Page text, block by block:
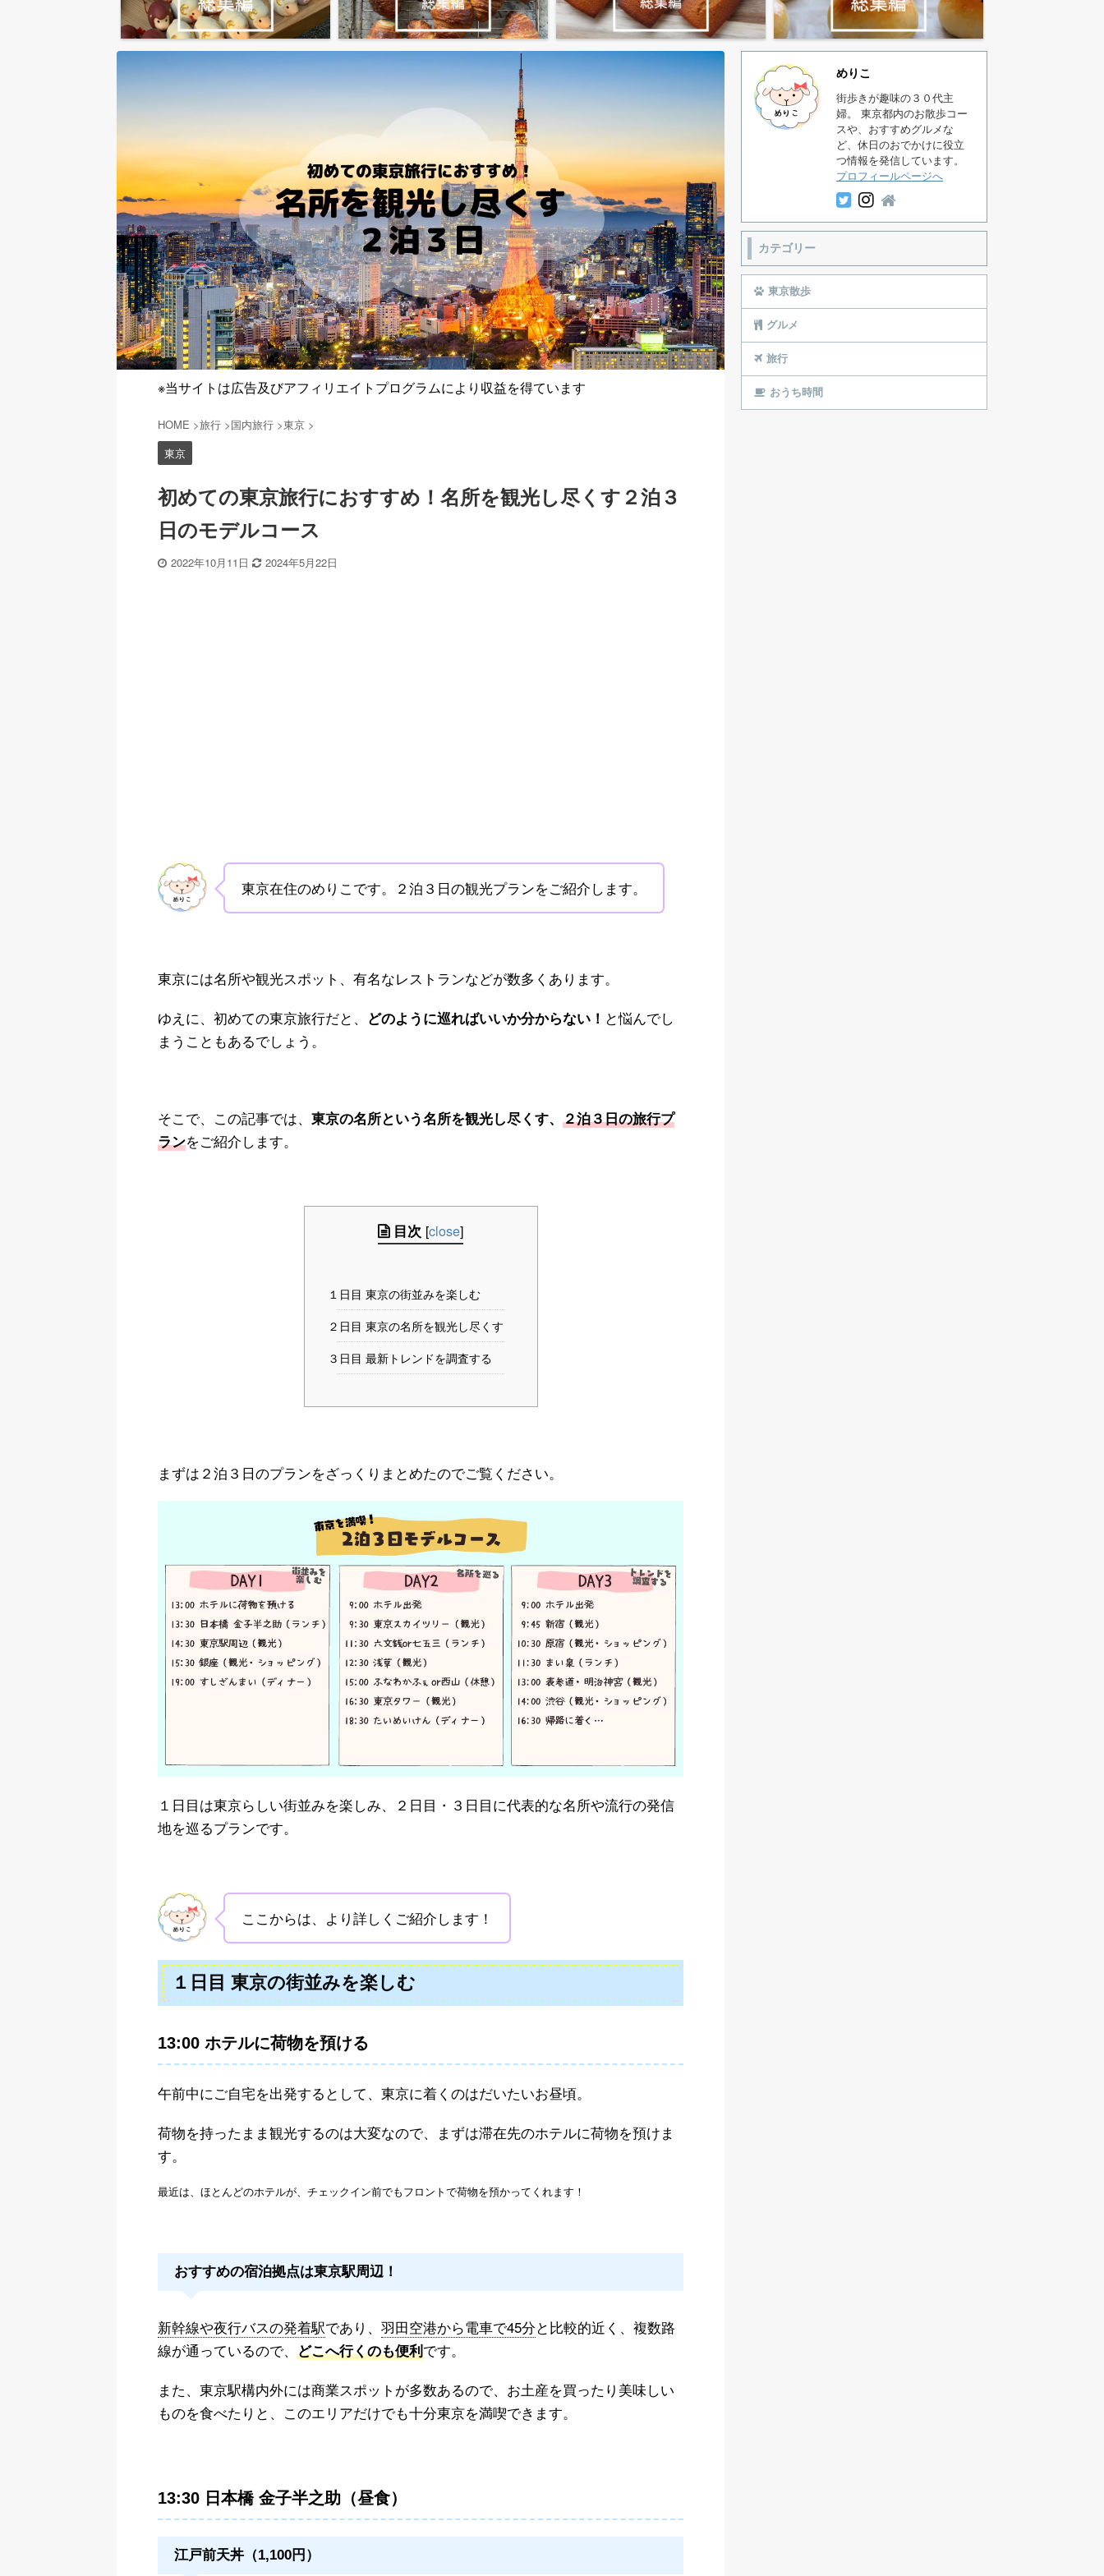
※当サイトは広告及びアフィリエイトプログラムにより収益を得ています
HOME >旅行 >国内旅行 >東京 >
東京
初めての東京旅行におすすめ！名所を観光し尽くす２泊３
日のモデルコース
2022年10月11日 2024年5月22日
東京在住のめりこです。２泊３日の観光プランをご紹介します。
東京には名所や観光スポット、有名なレストランなどが数多くあります。
ゆえに、初めての東京旅行だと、
どのように巡ればいいか分からない！ と悩んでし
まうこともあるでしょう。
そこで、この記事では、 東京の名所という名所を観光し尽くす、 ２泊３日の旅行プ
ランをご紹介します。
目次 [close]
１日目 東京の街並みを楽しむ
２日目 東京の名所を観光し尽くす
３日目 最新トレンドを調査する
まずは２泊３日のプランをざっくりまとめたのでご覧ください。
１日目は東京らしい街並みを楽しみ、２日目・３日目に代表的な名所や流行の発信
地を巡るプランです。
ここからは、より詳しくご紹介します！
１日目 東京の街並みを楽しむ
13:00 ホテルに荷物を預ける
午前中にご自宅を出発するとして、東京に着くのはだいたいお昼頃。
荷物を持ったまま観光するのは大変なので、まずは滞在先のホテルに荷物を預けま
す。
最近は、ほとんどのホテルが、チェックイン前でもフロントで荷物を預かってくれます！
おすすめの宿泊拠点は東京駅周辺！
新幹線や夜行バスの発着駅であり、 羽田空港から電車で45分と比較的近く、複数路
線が通っているので、 どこへ行くのも便利です。
また、東京駅構内外には商業スポットが多数あるので、お土産を買ったり美味しい
ものを食べたりと、このエリアだけでも十分東京を満喫できます。
13:30 日本橋 金子半之助（昼食）
江戸前天丼（1,100円）
めりこ
街歩きが趣味の３０代主
婦。 東京都内のお散歩コー
スや、おすすめグルメな
ど、休日のおでかけに役立
つ情報を発信しています。
プロフィールページへ
カテゴリー
東京散歩
グルメ
旅行
おうち時間